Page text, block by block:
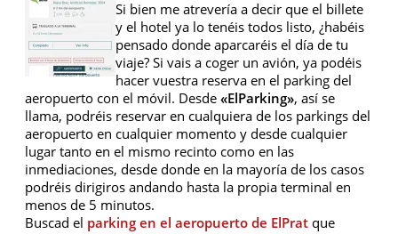
Si bien me atrevería a decir que el billete
y el hotel ya lo tenéis todos listo, ¿habéis
pensado donde aparcaréis el día de tu
viaje? Si vais a coger un avión, ya podéis
hacer vuestra reserva en el parking del
aeropuerto con el móvil. Desde «ElParking», así se
llama, podréis reservar en cualquiera de los parkings del
aeropuerto en cualquier momento y desde cualquier
lugar tanto en el mismo recinto como en las
inmediaciones, desde donde en la mayoría de los casos
podréis dirigiros andando hasta la propia terminal en
menos de 5 minutos.
Buscad el parking en el aeropuerto de ElPrat que